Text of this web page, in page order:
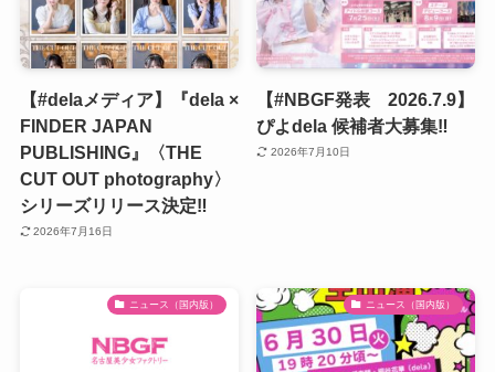
【#delaメディア】『dela ×
FINDER JAPAN
PUBLISHING』〈THE
CUT OUT photography〉
シリーズリリース決定‼️
2026年7月16日
【#NBGF発表 2026.7.9】
ぴよdela 候補者大募集‼️
2026年7月10日
ニュース（国内版） ニュース（国内版）